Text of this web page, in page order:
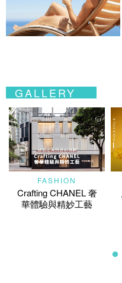
GALLERY
FASHION
Crafting CHANEL 奢
華體驗與精妙工藝